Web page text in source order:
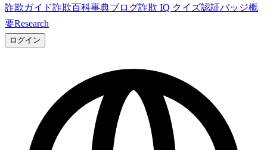
詐欺ガイド詐欺百科事典ブログ詐欺 IQ クイズ認証バッジ概
要Research
ログイン